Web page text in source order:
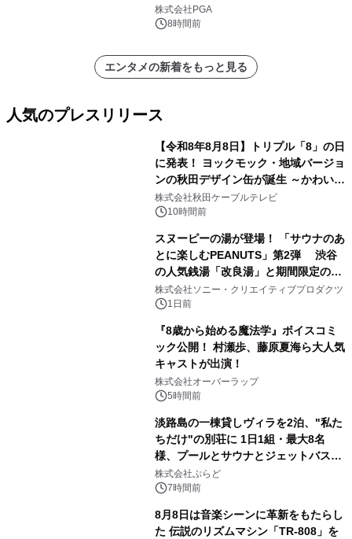
株式会社PGAが8月7日発売
株式会社PGA
8時間前
エンタメの新着をもっと見る
人気のプレスリリース
【令和8年8月8日】トリプル「8」の日
に発表！ ヨックモック・地域バージョ
ンの秋田デザイン缶が誕生 ～かわいい
秋田犬の子犬と秋田の四季と名所を巡
るパッケージ～ 9月1日(火)秋田県内で
株式会社秋田ケーブルテレビ
10時間前
スヌーピーの湯が登場！ 「サウナのあ
とに楽しむPEANUTS」第2弾 渋谷
の人気銭湯「改良湯」と期間限定のコ
ラボレーション サウナイキタイコラ
ボグッズも発売決定！
株式会社ソニー・クリエイティブプロダクツ
1日前
『8歳から始める魔法学』ボイスコミ
ック公開！ 村瀬歩、藤原夏海ら大人気
キャストが出演！
株式会社オーバーラップ
5時間前
淡路島の一棟貸しヴィラを2泊、"私た
ちだけ"の別荘に 1日1組・最大8名
様、プールとサウナとジェットバス付
きで Villa Mon Temps AWAJIの連泊
素泊りプラン
株式会社ぷらど
7時間前
8月8日は音楽シーンに革新をもたらし
た 伝説のリズムマシン「TR-808」を